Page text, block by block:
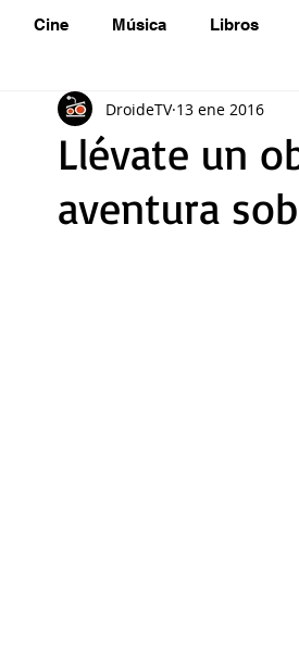
Cine Música Libros
Comparte tu talento Relatos
Gastronomía Tecnología
Llévate un
aventura
DroideTV 13 ene 2016